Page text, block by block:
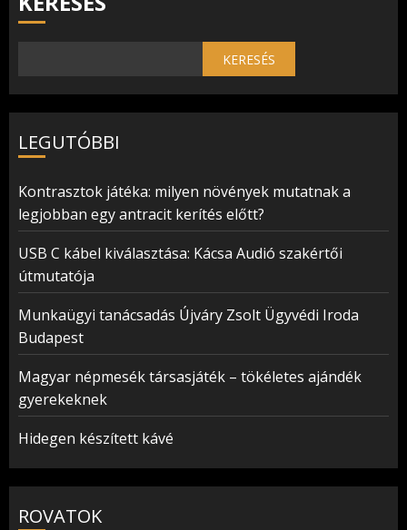
KERESÉS
LEGUTÓBBI
Kontrasztok játéka: milyen növények mutatnak a
legjobban egy antracit kerítés előtt?
USB C kábel kiválasztása: Kácsa Audió szakértői
útmutatója
Munkaügyi tanácsadás Újváry Zsolt Ügyvédi Iroda
Budapest
Magyar népmesék társasjáték – tökéletes ajándék
gyerekeknek
Hidegen készített kávé
ROVATOK